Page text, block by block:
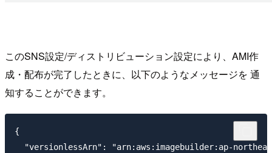
このSNS設定/ディストリビューション設定により、AMI作
成・配布が完了したときに、以下のようなメッセージを 通
知することができます。
{
"versionlessArn": "arn:aws:imagebuilder:ap-